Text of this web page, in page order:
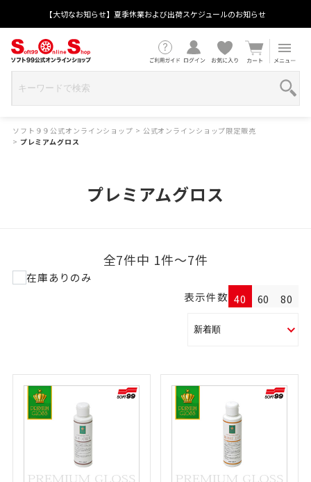
【大切なお知らせ】夏季休業および出荷スケジュールのお知らせ
ソフト９９公式オンラインショップ > 公式オンラインショップ限定販売
> プレミアムグロス
プレミアムグロス
全7件中 1件～7件
在庫ありのみ
表示件数 40 60 80